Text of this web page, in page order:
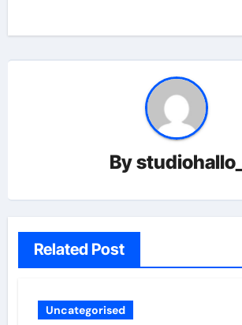
Bystudiohallo_
Related Post
Uncategorised